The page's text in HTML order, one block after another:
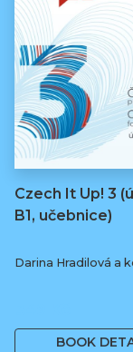
Czech It Up! 3
B1, učebnice)
Darina Hradilová a
BOOK